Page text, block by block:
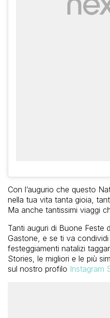
Con l’augurio che questo
nella tua vita tanta gioia,
Ma anche tantissimi viaggi
Tanti auguri di Buone Feste
Gastone, e se ti va
festeggiamenti natalizi
Stories, le migliori e le più
sul nostro profilo Instagram